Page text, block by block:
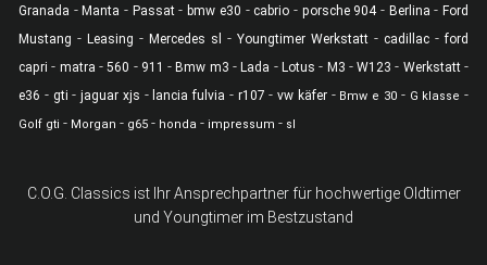
Granada -Manta - Passat-bmw e30 -cabrio - porsche 904- Berlina - Ford
Mustang - Leasing - Mercedes sl - Youngtimer Werkstatt - cadillac -ford
capri - matra -560 - 911 -Bmw m3 -Lada - Lotus - M3 -W123 - Werkstatt-
e36 - gti -jaguar xjs - lancia fulvia - r107 -vw käfer- Bmw e 30 - G klasse -
Golf gti - Morgan - g65 - honda - impressum - sl
C.O.G. Classics ist Ihr Ansprechpartner für hochwertige Oldtimer
und Youngtimer im Bestzustand